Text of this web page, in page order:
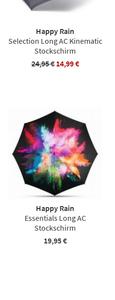
Happy Rain
Selection Long AC Kinematic
Stockschirm
24,95 € 14,99 €
Happy Rain
Essentials Long AC
Stockschirm
19,95 €